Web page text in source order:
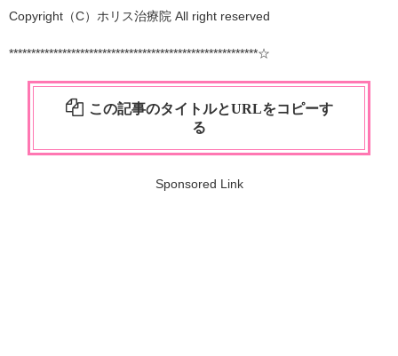
Copyright（C）ホリス治療院 All right reserved
********************************************************☆
この記事のタイトルとURLをコピーす
る
Sponsored Link